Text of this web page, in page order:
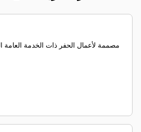
مصممة لأعمال الحفر ذات الخدمة العامة